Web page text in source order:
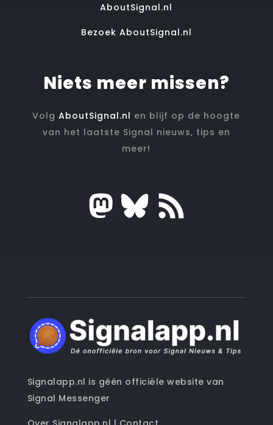
AboutSignal.nl
Bezoek AboutSignal.nl
Niets meer missen?
VolgAboutSignal.nl en blijf op de hoogte
van het laatste Signal nieuws, tips en
meer!
Signalapp.nl is géén officiële website van
Signal Messenger